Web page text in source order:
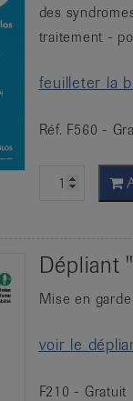
des
traitement -
feuilleter la
Réf. F560 -
Dépliant
Mise en
voir le
F210 - Gratuit